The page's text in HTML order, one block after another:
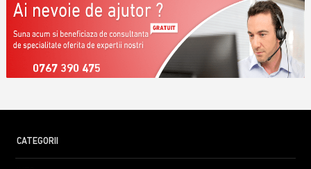
0767 390 475
CATEGORII